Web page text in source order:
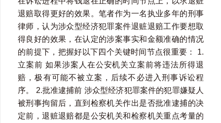
退赔取得更好的效果。笔者作为一名执业多年的刑事
律师，认为涉众型经济犯罪案件退赃退赔工作要想取
得良好的效果，在认定的涉案事实和金额准确的情况
的前提下，把握好以下四个关键时间节点很重要： 1.
立案前 如果涉案人在公安机关立案前将违法所得退
赔，极有可能不被立案，后续不必进入刑事诉讼程
序。 2.批准逮捕前 涉众型经济犯罪案件的犯罪嫌疑人
被刑事拘留后，直到检察机关作出是否批准逮捕的决
定前，退赃退赔都是公安机关和检察机关重点考量的